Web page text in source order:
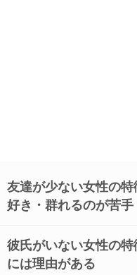
友達が少ない女性の
好き・群れるのが苦
彼氏がいない女性の
には理由がある